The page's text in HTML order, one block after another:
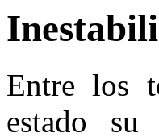
Entre los
estado su